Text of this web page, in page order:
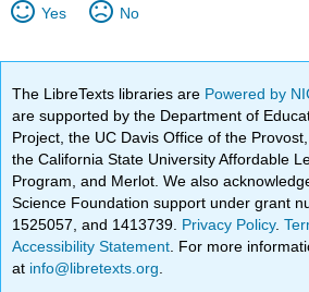
Yes No
The LibreTexts libraries are Powered by
are supported by the Department of
Project, the UC Davis Office of the
the California State University Affordable
Program, and Merlot. We also
Science Foundation support under grant
1525057, and 1413739. Privacy Policy.
Accessibility Statement . For more
at info@libretexts.org